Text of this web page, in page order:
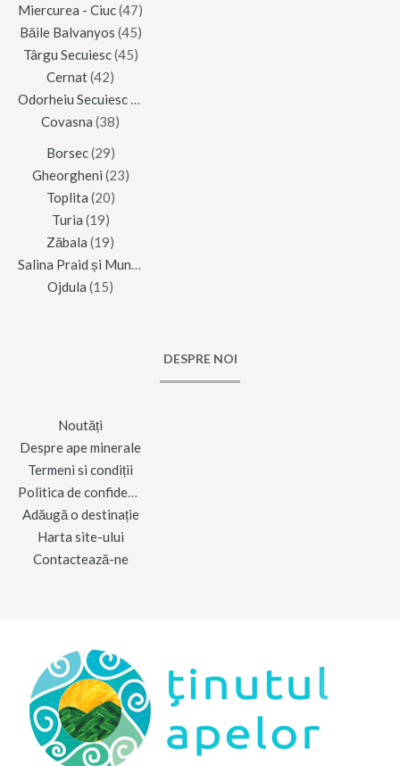
Miercurea - Ciuc(47)
Băile Balvanyos (45)
Târgu Secuiesc(45)
Cernat(42)
Odorheiu Secuiesc
Covasna (38)
Borsec(29)
Gheorgheni (23)
Toplita (20)
Turia (19)
Zăbala (19)
Salina Praid și Muntele de Sare
Ojdula (15)
DESPRE NOI
Noutăți
Despre ape minerale
Termeni si condiții
Politica de confidențialitate
Adăugă o destinație
Harta site-ului
Contactează-ne